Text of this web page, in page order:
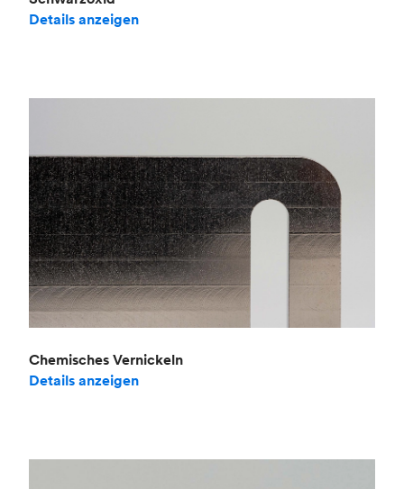
Details anzeigen
Chemisches Vernickeln
Details anzeigen